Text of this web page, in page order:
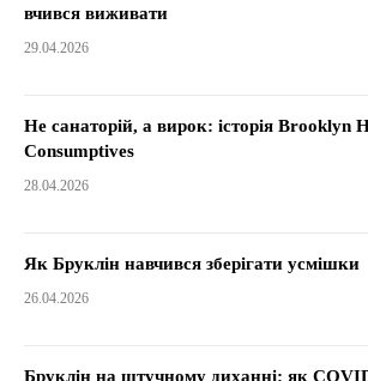
вчився виживати
29.04.2026
Не санаторій, а вирок: історія Brooklyn
Consumptives
28.04.2026
Як Бруклін навчився зберігати усмішки
26.04.2026
Бруклін на штучному диханні: як